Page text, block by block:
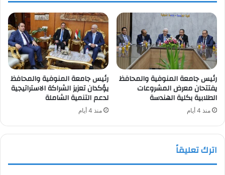
رئيس جامعة المنوفية والمحافظ
يفتتحان معرض المشروعات
الطلابية بكلية الهندسة
منذ 4 أيام
رئيس جامعة المنوفية والمحافظ
يؤكدان تعزيز الشراكة الاستراتيجية
لدعم التنمية الشاملة
منذ 4 أيام
اترك تعليقاً